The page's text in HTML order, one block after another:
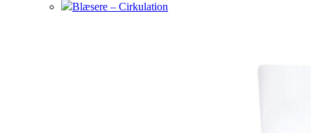
Blæsere – Cirkulation